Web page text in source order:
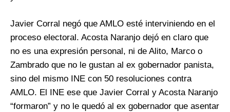
Javier Corral negó que AMLO esté interviniendo en el
proceso electoral. Acosta Naranjo dejó en claro que
no es una expresión personal, ni de Alito, Marco o
Zambrado que no le gustan al ex gobernador panista,
sino del mismo INE con 50 resoluciones contra
AMLO. El INE ese que Javier Corral y Acosta Naranjo
“formaron” y no le quedó al ex gobernador que asentar